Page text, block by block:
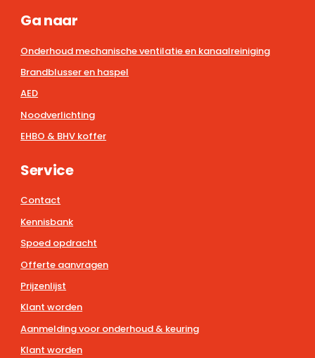
Ga naar
Onderhoud mechanische ventilatie en kanaalreiniging
Brandblusser en haspel
AED
Noodverlichting
EHBO & BHV koffer
Service
Contact
Kennisbank
Spoed opdracht
Offerte aanvragen
Prijzenlijst
Klant worden
Aanmelding voor onderhoud & keuring
Klant worden